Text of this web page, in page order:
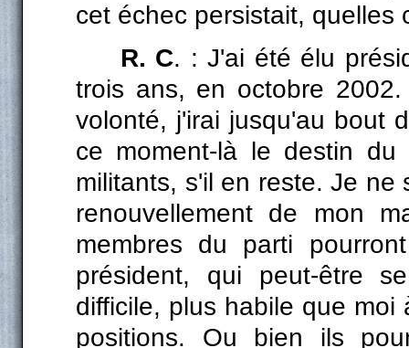
cet échec persistait, quelles
R. C. : J'ai été élu
trois ans, en octobre
volonté, j'irai jusqu'au bout
ce moment-là le destin
militants, s'il en reste. Je
renouvellement de mon
membres du parti
président, qui peut-être
difficile, plus habile que
positions. Ou bien ils